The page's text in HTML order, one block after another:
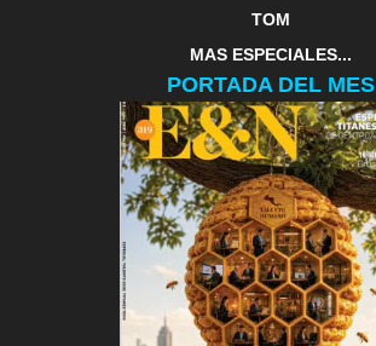
TOM
MAS ESPECIALES...
PORTADA DEL MES